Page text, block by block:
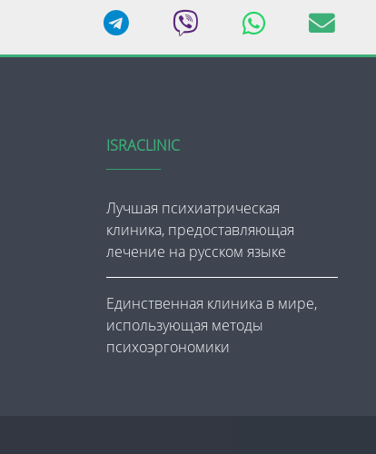
ISRACLINIC
Лучшая психиатрическая
клиника, предоставляющая
лечение на русском языке
Единственная клиника в мире,
использующая методы
психоэргономики